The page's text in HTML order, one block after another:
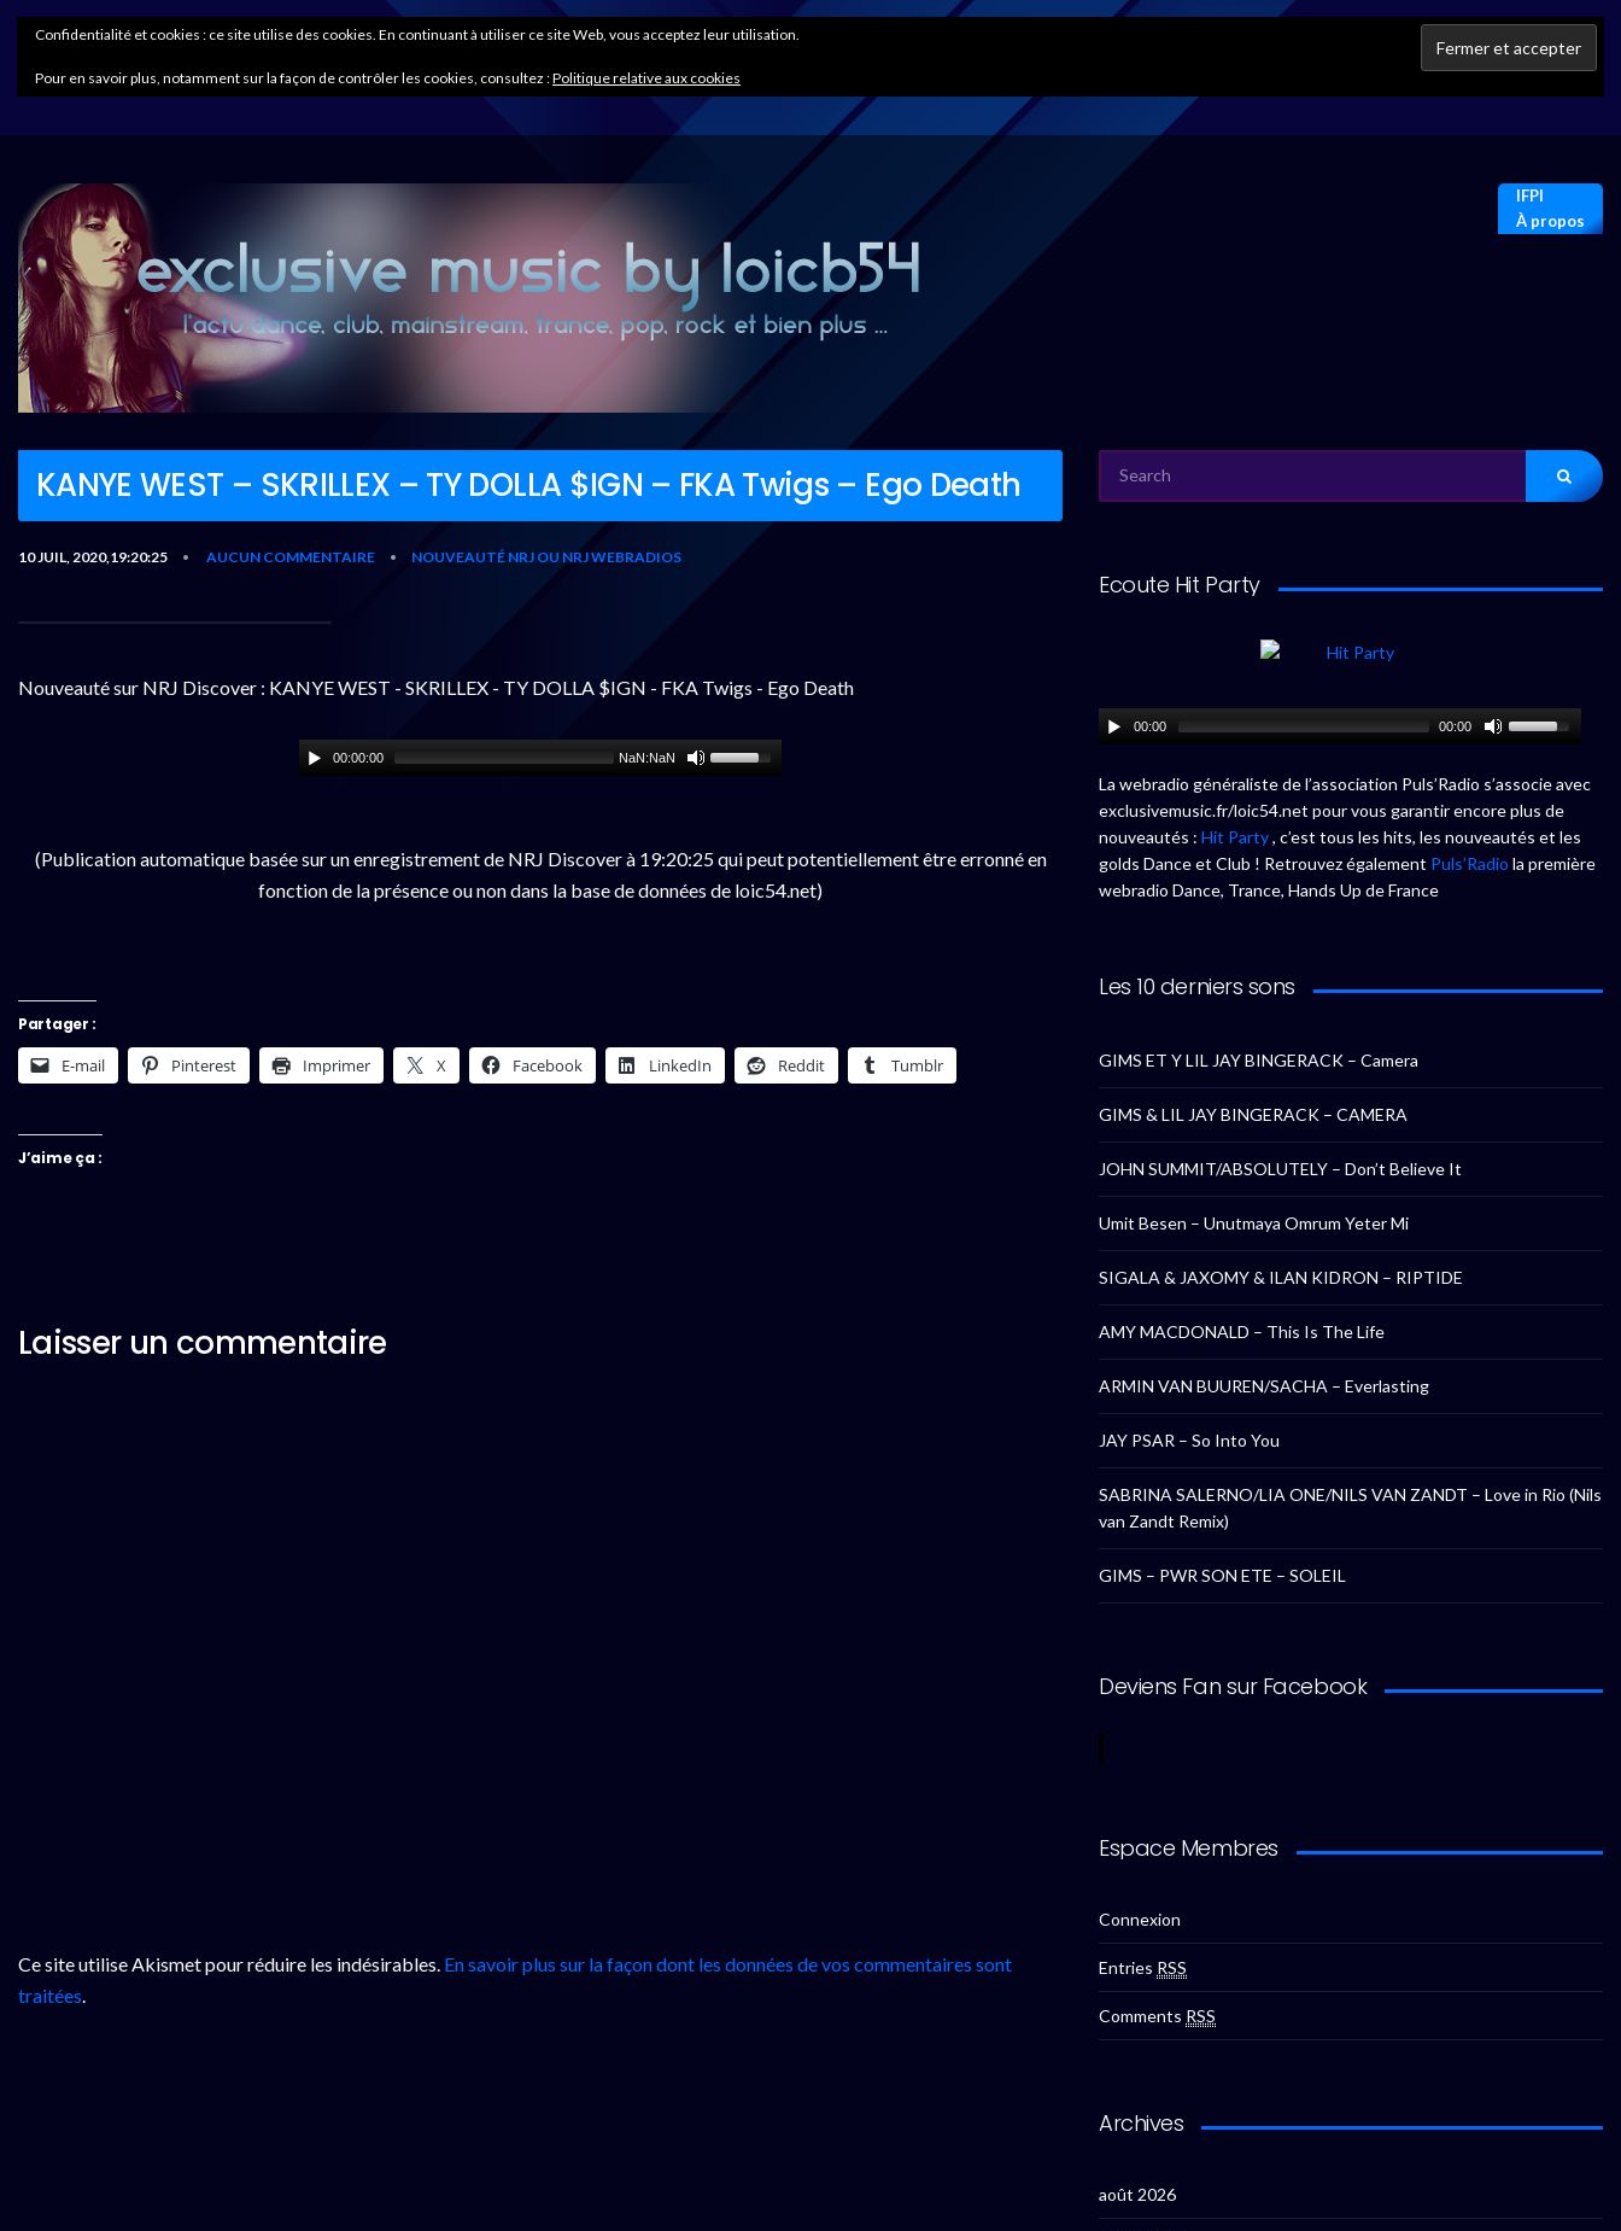
IFPI
À propos
KANYE WEST – SKRILLEX – TY DOLLA $IGN – FKA Twigs – Ego Death
10 JUIL, 2020,19:20:25 • AUCUN COMMENTAIRE • NOUVEAUTÉ NRJ OU NRJ WEBRADIOS
Nouveauté sur NRJ Discover : KANYE WEST - SKRILLEX - TY DOLLA $IGN - FKA Twigs - Ego Death
00:00:00 NaN:NaN
(Publication automatique basée sur un enregistrement de NRJ Discover à 19:20:25 qui peut potentiellement être erronné en
fonction de la présence ou non dans la base de données de loic54.net)
Partager :
E-mail Pinterest Imprimer X Facebook LinkedIn Reddit Tumblr
J’aime ça :
Laisser un commentaire
Ce site utilise Akismet pour réduire les indésirables. En savoir plus sur la façon dont les données de vos commentaires sont
traitées.
FOR:
Ecoute Hit Party
00:00 00:00
La webradio généraliste de l’association Puls’Radio s’associe avec
exclusivemusic.fr/loic54.net pour vous garantir encore plus de
nouveautés : Hit Party, c’est tous les hits, les nouveautés et les
golds Dance et Club ! Retrouvez également Puls’Radio la première
webradio Dance, Trance, Hands Up de France
Les 10 derniers sons
GIMS ET Y LIL JAY BINGERACK – Camera
GIMS & LIL JAY BINGERACK – CAMERA
JOHN SUMMIT/ABSOLUTELY – Don’t Believe It
Umit Besen – Unutmaya Omrum Yeter Mi
SIGALA & JAXOMY & ILAN KIDRON – RIPTIDE
AMY MACDONALD – This Is The Life
ARMIN VAN BUUREN/SACHA – Everlasting
JAY PSAR – So Into You
SABRINA SALERNO/LIA ONE/NILS VAN ZANDT – Love in Rio (Nils
van Zandt Remix)
GIMS – PWR SON ETE – SOLEIL
Deviens Fan sur Facebook
Espace Membres
Connexion
Entries RSS
Comments RSS
Archives
août 2026
Confidentialité et cookies : ce site utilise des cookies. En continuant à utiliser ce site Web, vous acceptez leur utilisation.
Pour en savoir plus, notamment sur la façon de contrôler les cookies, consultez :Politique relative aux cookies